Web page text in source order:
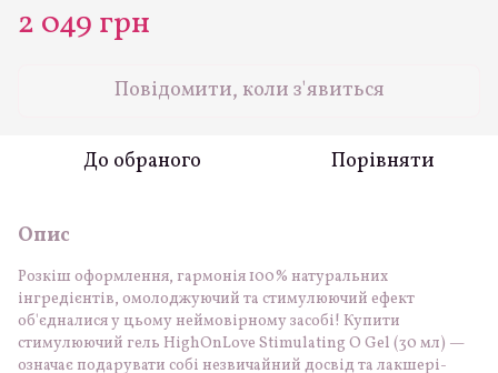
2 049 грн
Повідомити, коли з'явиться
До обраного Порівняти
Опис
Розкіш оформлення, гармонія 100% натуральних
інгредієнтів, омолоджуючий та стимулюючий ефект
об'єдналися у цьому неймовірному засобі! Купити
стимулюючий гель HighOnLove Stimulating O Gel (30 мл) —
означає подарувати собі незвичайний досвід та лакшері-